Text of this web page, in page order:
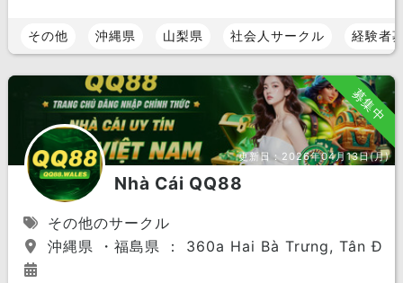
その他 沖縄県 山梨県 社会人サークル 経験者
募集中
更新日： 2026年04月13日(月)
Nhà Cái QQ88
その他のサークル
沖縄県 ・福島県 ： 360a Hai Bà Trưng, Tân